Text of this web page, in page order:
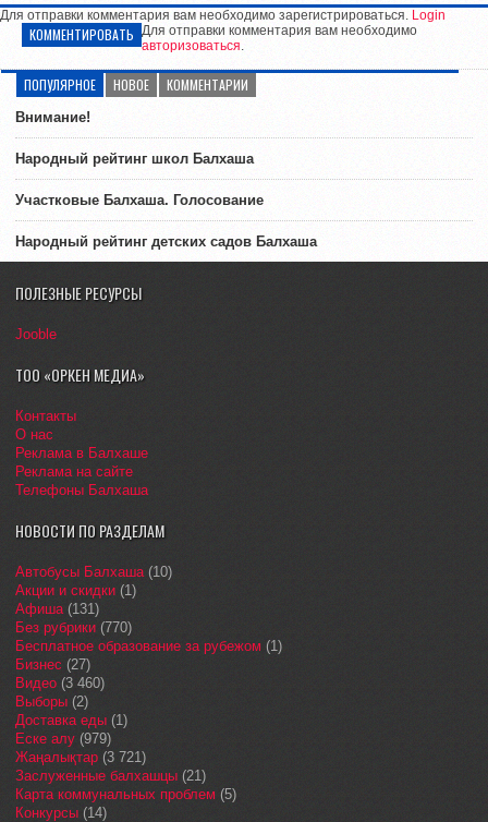
Для отправки комментария вам необходимо зарегистрироваться. Login
КОММЕНТИРОВАТЬ Для отправки комментария вам необходимо
авторизоваться.
ПОПУЛЯРНОЕ НОВОЕ КОММЕНТАРИИ
Внимание!
Народный рейтинг школ Балхаша
Участковые Балхаша. Голосование
Народный рейтинг детских садов Балхаша
ПОЛЕЗНЫЕ РЕСУРСЫ
Jooble
ТОО «ОРКЕН МЕДИА»
Контакты
О нас
Реклама в Балхаше
Реклама на сайте
Телефоны Балхаша
НОВОСТИ ПО РАЗДЕЛАМ
Автобусы Балхаша(10)
Акции и скидки (1)
Афиша(131)
Без рубрики (770)
Бесплатное образование за рубежом (1)
Бизнес (27)
Видео (3 460)
Выборы (2)
Доставка еды (1)
Еске алу (979)
Жаңалықтар (3 721)
Заслуженные балхашцы (21)
Карта коммунальных проблем (5)
Конкурсы (14)